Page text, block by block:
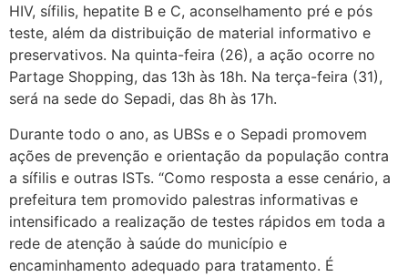
HIV, sífilis, hepatite B e C, aconselhamento pré e pós
teste, além da distribuição de material informativo e
preservativos. Na quinta-feira (26), a ação ocorre no
Partage Shopping, das 13h às 18h. Na terça-feira (31),
será na sede do Sepadi, das 8h às 17h.
Durante todo o ano, as UBSs e o Sepadi promovem
ações de prevenção e orientação da população contra
a sífilis e outras ISTs. “Como resposta a esse cenário, a
prefeitura tem promovido palestras informativas e
intensificado a realização de testes rápidos em toda a
rede de atenção à saúde do município e
encaminhamento adequado para tratamento. É